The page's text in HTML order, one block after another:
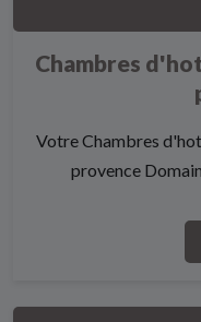
Chambres
Votre Chambres
provence